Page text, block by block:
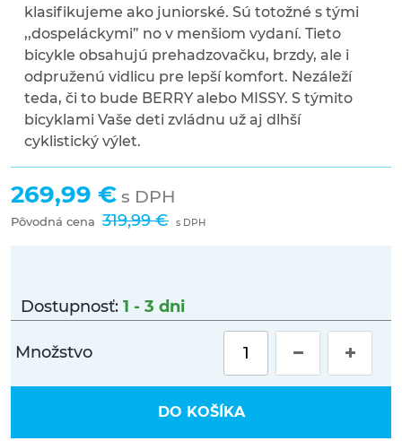
klasifikujeme ako juniorské. Sú totožné s tými
,,dospeláckymi” no v menšiom vydaní. Tieto
bicykle obsahujú prehadzovačku, brzdy, ale i
odpruženú vidlicu pre lepší komfort. Nezáleží
teda, či to bude BERRY alebo MISSY. S týmito
bicyklami Vaše deti zvládnu už aj dlhší
cyklistický výlet.
269,99 € s DPH
Pôvodná cena 319,99 € s DPH
Dostupnosť: 1 - 3 dni
Množstvo
DO KOŠÍKA